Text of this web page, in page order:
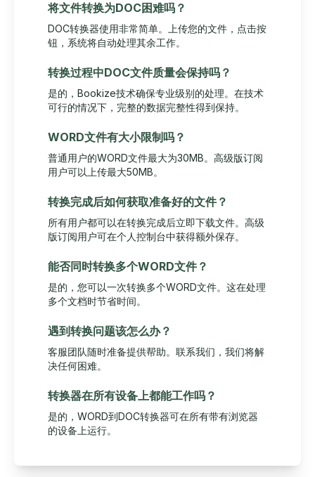
将文件转换为DOC困难吗？
DOC转换器使用非常简单。上传您的文件，点击按
钮，系统将自动处理其余工作。
转换过程中DOC文件质量会保持吗？
是的，Bookize技术确保专业级别的处理。在技术
可行的情况下，完整的数据完整性得到保持。
WORD文件有大小限制吗？
普通用户的WORD文件最大为30MB。高级版订阅
用户可以上传最大50MB。
转换完成后如何获取准备好的文件？
所有用户都可以在转换完成后立即下载文件。高级
版订阅用户可在个人控制台中获得额外保存。
能否同时转换多个WORD文件？
是的，您可以一次转换多个WORD文件。这在处理
多个文档时节省时间。
遇到转换问题该怎么办？
客服团队随时准备提供帮助。联系我们，我们将解
决任何困难。
转换器在所有设备上都能工作吗？
是的，WORD到DOC转换器可在所有带有浏览器
的设备上运行。